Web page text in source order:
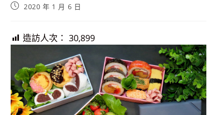
Post2020 年 1 月 6 日
造訪人次： 30,899